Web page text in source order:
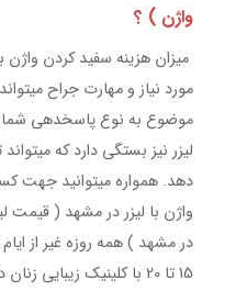
واژن ) ؟
میزان هزينه سفيد كردن واژن
مورد نیاز و مهارت جراح
موضوع به نوع پاسخدهی شما
لیزر نیز بستگی دارد که
دهد. همواره میتوانید جهت
واژن با ليزر در مشهد ( قیمت
در مشهد ) همه روزه غیر از
15 تا 20 با کلینیک